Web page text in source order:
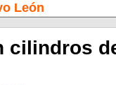
León
cilindros